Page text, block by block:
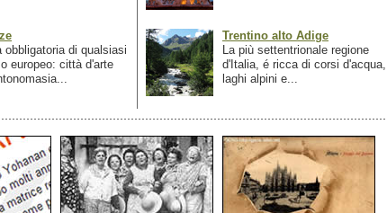
obbligatoria di qualsiasi
europeo: città d'arte
Trentino alto Adige
La più settentrionale regione
d'Italia, é ricca di corsi d'acqua,
laghi alpini e...